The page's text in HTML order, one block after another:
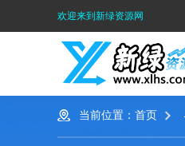
欢迎来到新绿资源网
当前位置： 首页